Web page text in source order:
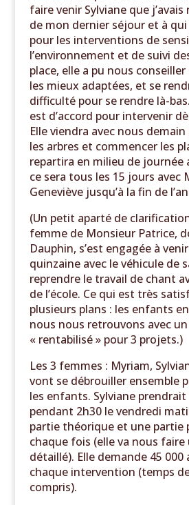
faire venir Sylviane que
de mon dernier séjour et à qui
pour les interventions de
l’environnement et de suivi
place, elle a pu nous
les mieux adaptées, et se
difficulté pour se rendre là-
est d’accord pour intervenir
Elle viendra avec nous
les arbres et commencer les
repartira en milieu de journée
ce sera tous les 15 jours avec
Geneviève jusqu’à la fin de
(Un petit aparté de
femme de Monsieur Patrice,
Dauphin, s’est engagée à
quinzaine avec le véhicule de
reprendre le travail de chant
de l’école. Ce qui est très
plusieurs plans : les enfants
nous nous retrouvons avec
« rentabilisé » pour 3 projets.)
Les 3 femmes : Myriam,
vont se débrouiller ensemble
les enfants. Sylviane
pendant 2h30 le vendredi
partie théorique et une partie
chaque fois (elle va nous
détaillé). Elle demande 45 000
chaque intervention (temps
compris).